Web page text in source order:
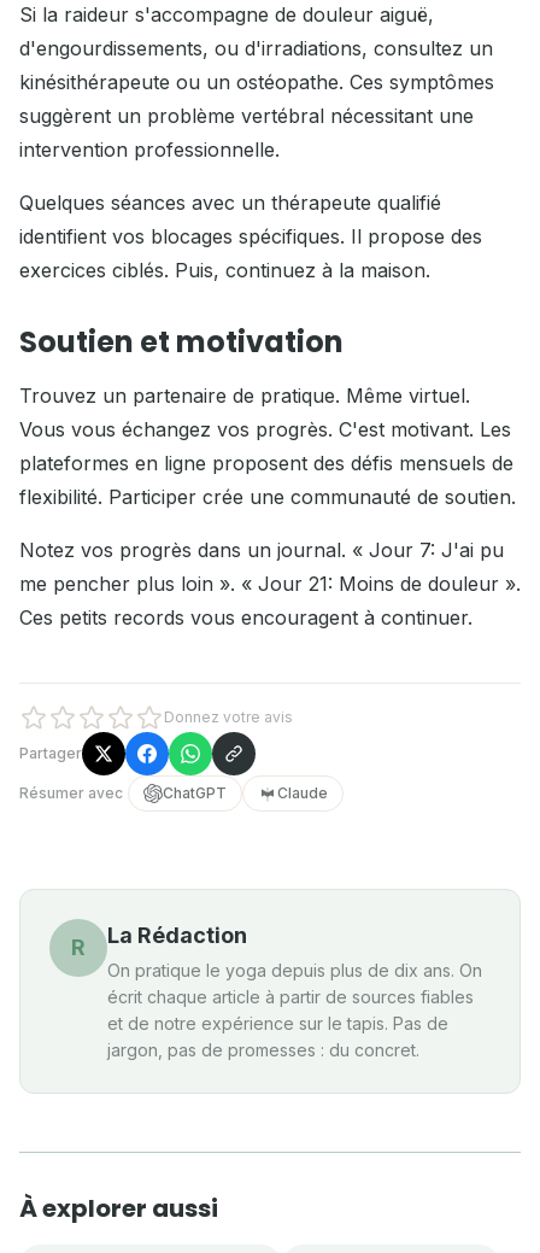
Si la raideur s'accompagne de douleur aiguë,
d'engourdissements, ou d'irradiations, consultez un
kinésithérapeute ou un ostéopathe. Ces symptômes
suggèrent un problème vertébral nécessitant une
intervention professionnelle.
Quelques séances avec un thérapeute qualifié
identifient vos blocages spécifiques. Il propose des
exercices ciblés. Puis, continuez à la maison.
Soutien et motivation
Trouvez un partenaire de pratique. Même virtuel.
Vous vous échangez vos progrès. C'est motivant. Les
plateformes en ligne proposent des défis mensuels de
flexibilité. Participer crée une communauté de soutien.
Notez vos progrès dans un journal. « Jour 7: J'ai pu
me pencher plus loin ». « Jour 21: Moins de douleur ».
Ces petits records vous encouragent à continuer.
Donnez votre avis
Partager
Résumer avec ChatGPT Claude
R La Rédaction
On pratique le yoga depuis plus de dix ans. On
écrit chaque article à partir de sources fiables
et de notre expérience sur le tapis. Pas de
jargon, pas de promesses : du concret.
À explorer aussi